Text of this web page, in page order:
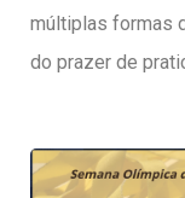
múltiplas formas
do prazer de